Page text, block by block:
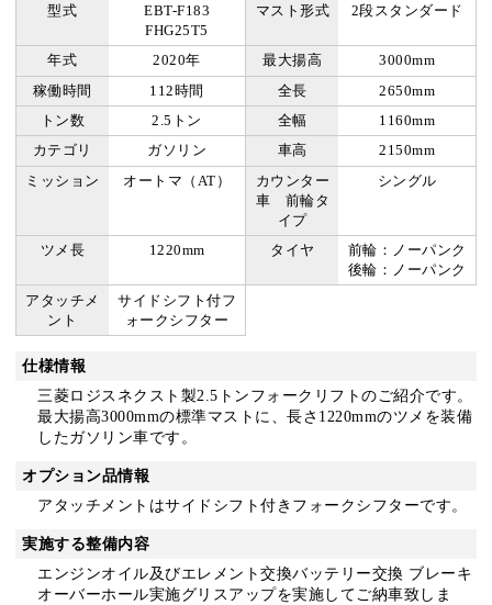
型式
EBT-F183
FHG25T5
マスト形式 2段スタンダード
年式 2020年 最大揚高
3000mm
稼働時間
112時間 全長
2650mm
トン数
2.5トン 全幅
1160mm
カテゴリ
ガソリン 車高
2150mm
ミッション
オートマ（AT）
カウンター
車 前輪タ
イプ
シングル
ツメ長 1220mm タイヤ
前輪：ノーパンク
後輪：ノーパンク
アタッチメ
ント
サイドシフト付フ
ォークシフター
仕様情報
三菱ロジスネクスト製2.5トンフォークリフトのご紹介です。
最大揚高3000mmの標準マストに、長さ1220mmのツメを装備
したガソリン車です。
オプション品情報
アタッチメントはサイドシフト付きフォークシフターです。
実施する整備内容
エンジンオイル及びエレメント交換バッテリー交換 ブレーキ
オーバーホール実施グリスアップを実施してご納車致しま